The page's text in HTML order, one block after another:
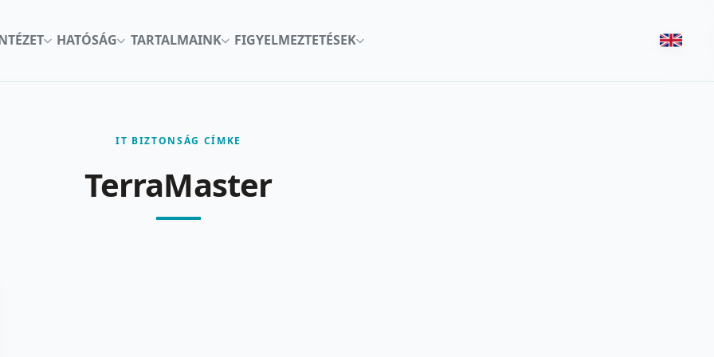
HATÓSÁG TARTALMAINK FIGYELMEZTETÉSEK
IT BIZTONSÁG CÍMKE
TerraMaster